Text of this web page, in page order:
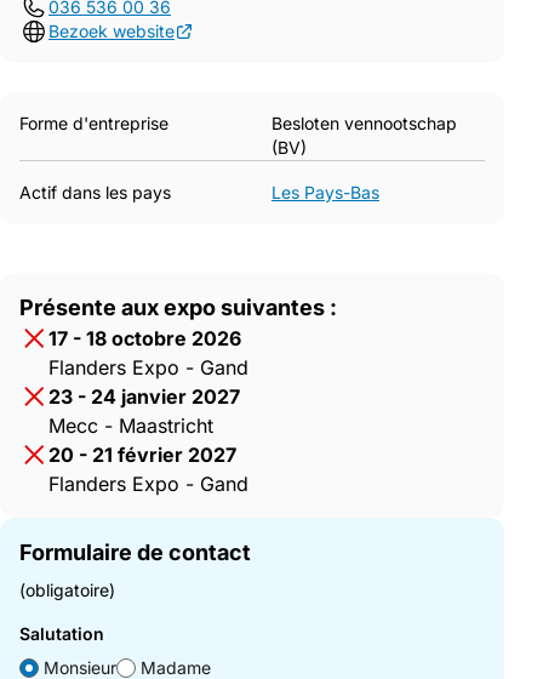
036 536 00 36
Bezoek website
Forme d'entreprise
Besloten vennootschap
(BV)
Actif dans les pays Les Pays-Bas
Présente aux expo suivantes :
17 - 18 octobre 2026
Flanders Expo - Gand
23 - 24 janvier 2027
Mecc - Maastricht
20 - 21 février 2027
Flanders Expo - Gand
Formulaire de contact
(obligatoire)
Salutation
Monsieur
Madame